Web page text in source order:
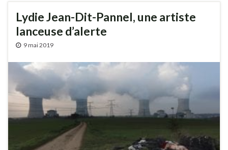
Lydie Jean-Dit-Pannel, une artiste
lanceuse d’alerte
9 mai 2019